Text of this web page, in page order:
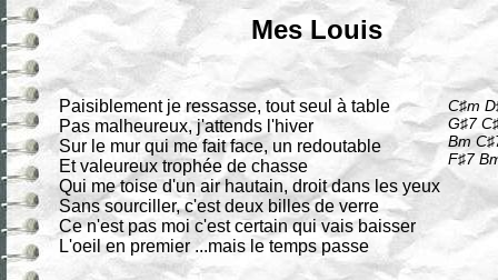
Mes Louis
Paisiblement je ressasse, tout seul à table
Pas malheureux, j'attends l'hiver
Sur le mur qui me fait face, un redoutable
Et valeureux trophée de chasse
Qui me toise d'un air hautain, droit dans les yeux
Sans sourciller, c'est deux billes de verre
Ce n'est pas moi c'est certain qui vais baisser
L'oeil en premier ...mais le temps passe
C♯m
G♯7
Bm
F♯7